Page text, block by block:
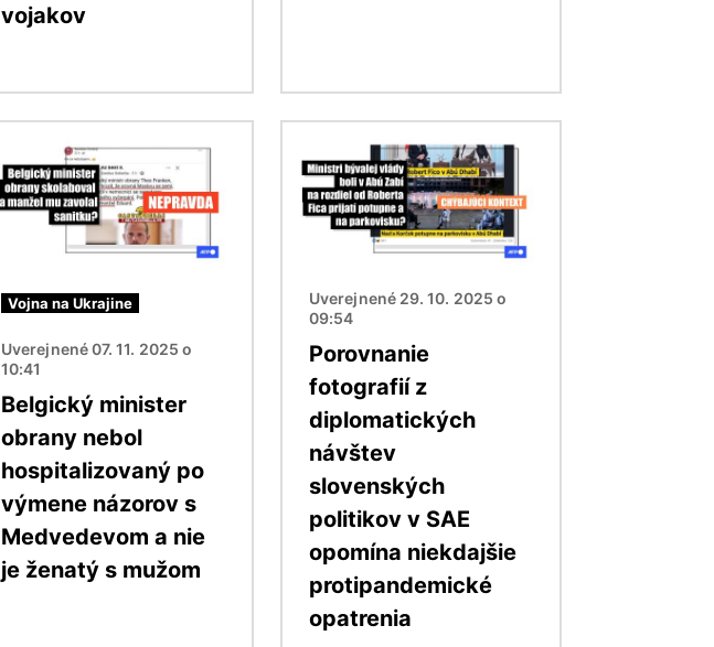
vojakov
Vojna na Ukrajine
Uverejnené 07. 11. 2025 o
10:41
Belgický minister
obrany nebol
hospitalizovaný po
výmene názorov s
Medvedevom a nie
je ženatý s mužom
Uverejnené 29. 10. 2025 o
09:54
Porovnanie
fotografií z
diplomatických
návštev
slovenských
politikov v SAE
opomína niekdajšie
protipandemické
opatrenia